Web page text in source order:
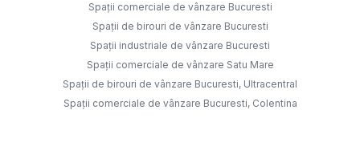
Spații comerciale de vânzare Bucuresti
Spații de birouri de vânzare Bucuresti
Spații industriale de vânzare Bucuresti
Spații comerciale de vânzare Satu Mare
Spații de birouri de vânzare Bucuresti, Ultracentral
Spații comerciale de vânzare Bucuresti, Colentina